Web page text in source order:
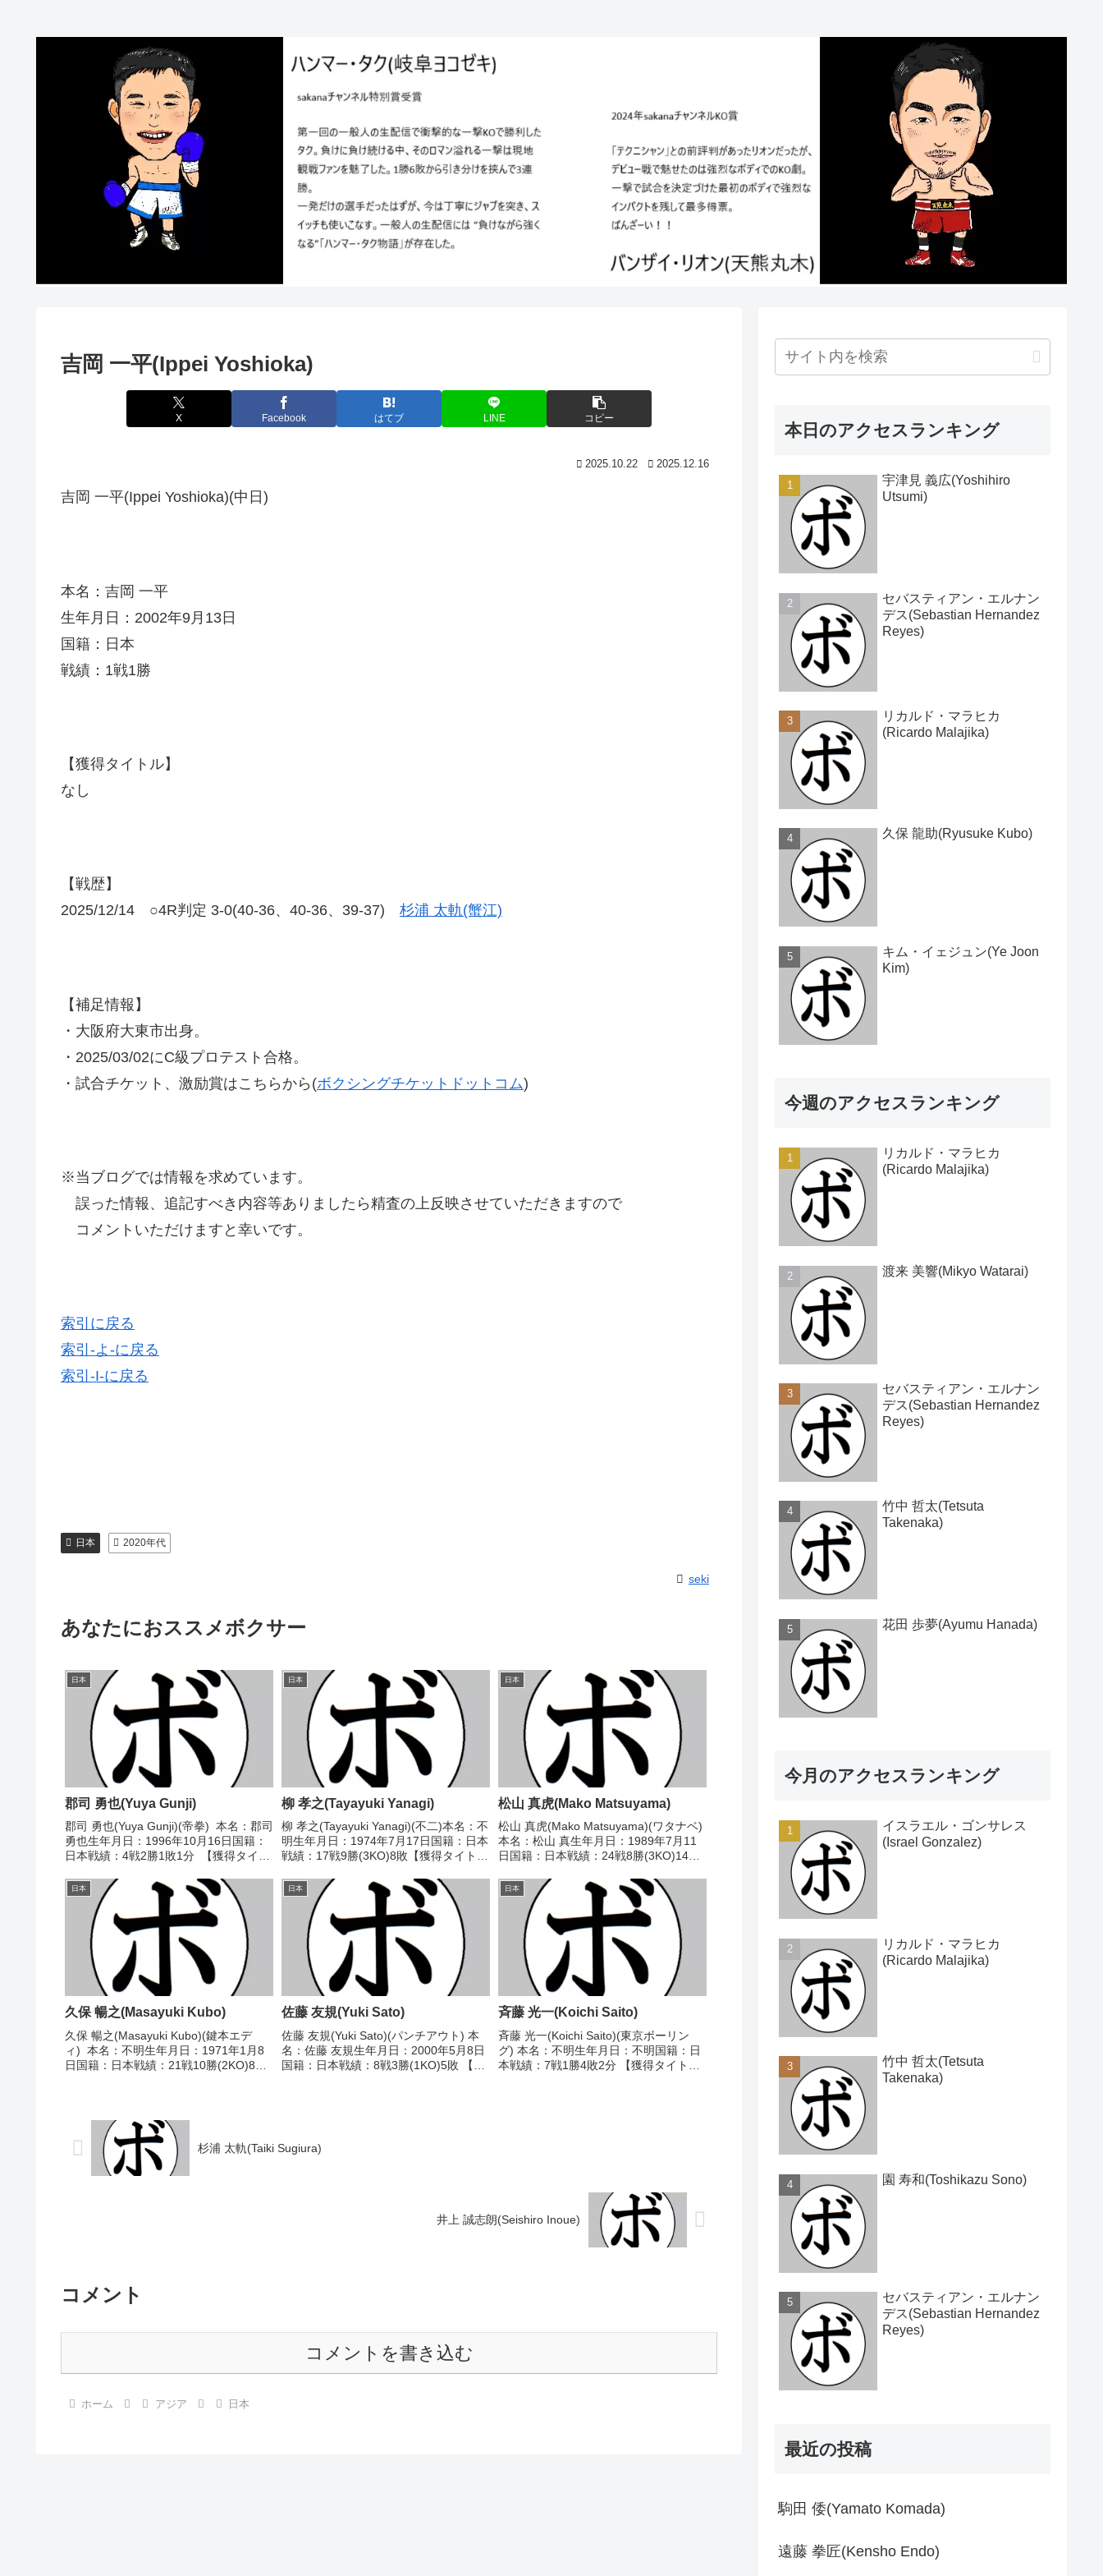
吉岡 一平(Ippei Yoshioka)
X Facebook はてブ LINE コピー
2025.10.22 2025.12.16
吉岡 一平(Ippei Yoshioka)(中日)
本名：吉岡 一平
生年月日：2002年9月13日
国籍：日本
戦績：1戦1勝
【獲得タイトル】
なし
【戦歴】
2025/12/14 ○4R判定 3-0(40-36、40-36、39-37) 杉浦 太軌(蟹江)
【補足情報】
・大阪府大東市出身。
・2025/03/02にC級プロテスト合格。
・試合チケット、激励賞はこちらから(ボクシングチケットドットコム)
※当ブログでは情報を求めています。
誤った情報、追記すべき内容等ありましたら精査の上反映させていただきますので
コメントいただけますと幸いです。
索引に戻る
索引-よ-に戻る
索引-I-に戻る
日本 2020年代
seki
あなたにおススメボクサー
日本
郡司 勇也(Yuya Gunji)
郡司 勇也(Yuya Gunji)(帝拳) 本名：郡司
勇也生年月日：1996年10月16日国籍：
日本戦績：4戦2勝1敗1分 【獲得タイト
ンピック杯ピン級優勝2016年度東日本
ライトフライ級新人王 ...
日本
柳 孝之(Tayayuki Yanagi)
柳 孝之(Tayayuki Yanagi)(不二)本名：不
明生年月日：1974年7月17日国籍：日本
戦績：17戦9勝(3KO)8敗【獲得タイト
(採点不明) 岩田 智(角海老宝
石)1994/1...
日本
松山 真虎(Mako Matsuyama)
松山 真虎(Mako Matsuyama)(ワタナベ)
本名：松山 真生年月日：1989年7月11
日国籍：日本戦績：24戦8勝(3KO)14敗2
2006/12/17 ○4RTKO 中田 賢治(三松
S)2007/0...
日本
久保 暢之(Masayuki Kubo)
久保 暢之(Masayuki Kubo)(鍵本エデ
ィ) 本名：不明生年月日：1971年1月8
日国籍：日本戦績：21戦10勝(2KO)8敗3
日本
佐藤 友規(Yuki Sato)
佐藤 友規(Yuki Sato)(パンチアウト) 本
名：佐藤 友規生年月日：2000年5月8日
国籍：日本戦績：8戦3勝(1KO)5敗 【獲
日本
斉藤 光一(Koichi Saito)
斉藤 光一(Koichi Saito)(東京ボーリン
グ) 本名：不明生年月日：不明国籍：日
本戦績：7戦1勝4敗2分 【獲得タイト
杉浦 太軌(Taiki Sugiura)
井上 誠志朗(Seishiro Inoue)
コメント
コメントを書き込む
ホーム アジア 日本
本日のアクセスランキング
宇津見 義広(Yoshihiro
Utsumi)
セバスティアン・エルナン
デス(Sebastian Hernandez
Reyes)
リカルド・マラヒカ
(Ricardo Malajika)
久保 龍助(Ryusuke Kubo)
キム・イェジュン(Ye Joon
Kim)
今週のアクセスランキング
リカルド・マラヒカ
(Ricardo Malajika)
渡来 美響(Mikyo Watarai)
セバスティアン・エルナン
デス(Sebastian Hernandez
Reyes)
竹中 哲太(Tetsuta
Takenaka)
花田 歩夢(Ayumu Hanada)
今月のアクセスランキング
イスラエル・ゴンサレス
(Israel Gonzalez)
リカルド・マラヒカ
(Ricardo Malajika)
竹中 哲太(Tetsuta
Takenaka)
園 寿和(Toshikazu Sono)
セバスティアン・エルナン
デス(Sebastian Hernandez
Reyes)
最近の投稿
駒田 倭(Yamato Komada)
遠藤 拳匠(Kensho Endo)